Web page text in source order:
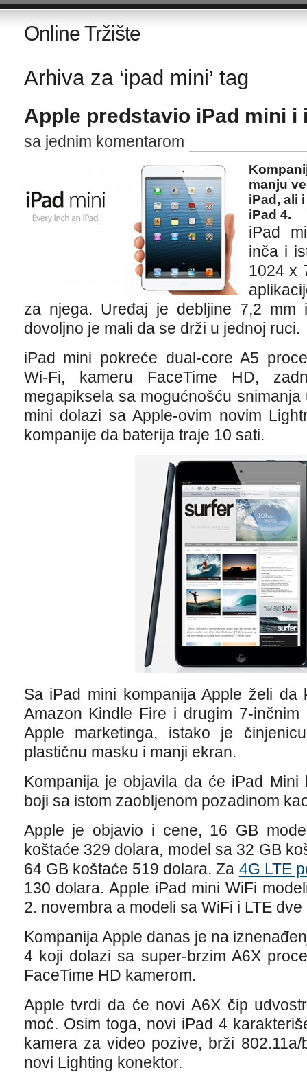
Online Tržište
Arhiva za ‘ipad mini’ tag
Apple predstavio iPad mini i
sa jednim komentarom
manju
iPad, ali
iPad 4.
iPad
inča i
1024 x
za njega. Uređaj je debljine 7,2
dovoljno je mali da se drži u jednoj ruci.
iPad mini pokreće dual-core A5
Wi-Fi, kameru FaceTime HD,
megapiksela sa mogućnošću
mini dolazi sa Apple-ovim novim
kompanije da baterija traje 10 sati.
Sa iPad mini kompanija Apple želi da
Amazon Kindle Fire i drugim 7-
Apple marketinga, istako je
plastičnu masku i manji ekran.
Kompanija je objavila da će iPad
boji sa istom zaobljenom pozadinom
Apple je objavio i cene, 16 GB
koštaće 329 dolara, model sa 32 GB
64 GB koštaće 519 dolara. Za 4G LTE
130 dolara. Apple iPad mini WiFi
2. novembra a modeli sa WiFi i LTE
Kompanija Apple danas je na
4 koji dolazi sa super-brzim A6X
FaceTime HD kamerom.
Apple tvrdi da će novi A6X čip
moć. Osim toga, novi iPad 4
kamera za video pozive, brži
novi Lighting konektor.